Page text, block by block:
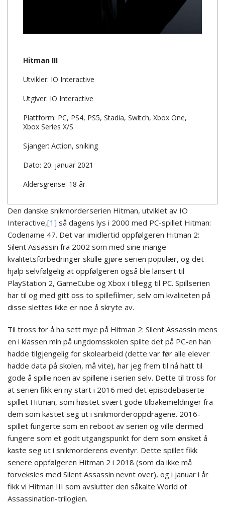
Hitman III
Utvikler: IO Interactive
Utgiver: IO Interactive
Plattform: PC, PS4, PS5, Stadia, Switch, Xbox One,
Xbox Series X/S
Sjanger: Action, sniking
Dato: 20. januar 2021
Aldersgrense: 18 år
Den danske snikmorderserien Hitman, utviklet av IO
Interactive,[1] så dagens lys i 2000 med PC-spillet Hitman:
Codename 47. Det var imidlertid oppfølgeren Hitman 2:
Silent Assassin fra 2002 som med sine mange
kvalitetsforbedringer skulle gjøre serien populær, og det
hjalp selvfølgelig at oppfølgeren også ble lansert til
PlayStation 2, GameCube og Xbox i tillegg til PC. Spillserien
har til og med gitt oss to spillefilmer, selv om kvaliteten på
disse slettes ikke er noe å skryte av.
Til tross for å ha sett mye på Hitman 2: Silent Assassin mens
en i klassen min på ungdomsskolen spilte det på PC-en han
hadde tilgjengelig for skolearbeid (dette var før alle elever
hadde data på skolen, må vite), har jeg frem til nå hatt til
gode å spille noen av spillene i serien selv. Dette til tross for
at serien fikk en ny start i 2016 med det episodebaserte
spillet Hitman, som høstet svært gode tilbakemeldinger fra
dem som kastet seg ut i snikmorderoppdragene. 2016-
spillet fungerte som en reboot av serien og ville dermed
fungere som et godt utgangspunkt for dem som ønsket å
kaste seg ut i snikmorderens eventyr. Dette spillet fikk
senere oppfølgeren Hitman 2 i 2018 (som da ikke må
forveksles med Silent Assassin nevnt over), og i januar i år
fikk vi Hitman III som avslutter den såkalte World of
Assassination-trilogien.